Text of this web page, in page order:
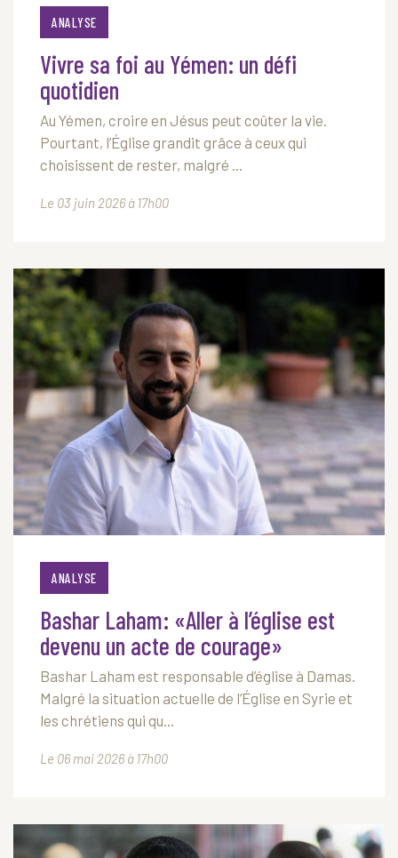
ANALYSE
Vivre sa foi au Yémen: un défi
quotidien
Au Yémen, croire en Jésus peut coûter la vie.
Pourtant, l’Église grandit grâce à ceux qui
choisissent de rester, malgré ...
Le 03 juin 2026 à 17h00
ANALYSE
Bashar Laham: «Aller à l’église est
devenu un acte de courage»
Bashar Laham est responsable d’église à Damas.
Malgré la situation actuelle de l’Église en Syrie et
les chrétiens qui qu...
Le 06 mai 2026 à 17h00